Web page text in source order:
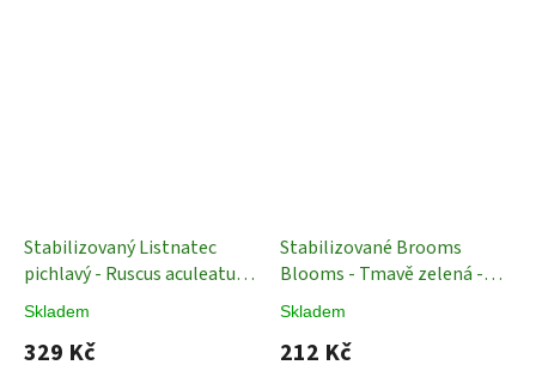
Stabilizovaný Listnatec
pichlavý - Ruscus aculeatus
70/80 cm - bílá
Stabilizované Rostliny
Skladem
329 Kč
Stabilizované Brooms
Blooms - Tmavě zelená -
100 g
Skladem
212 Kč